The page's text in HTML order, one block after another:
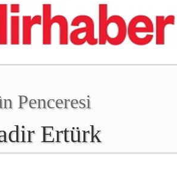
Penceresi
Ertürk